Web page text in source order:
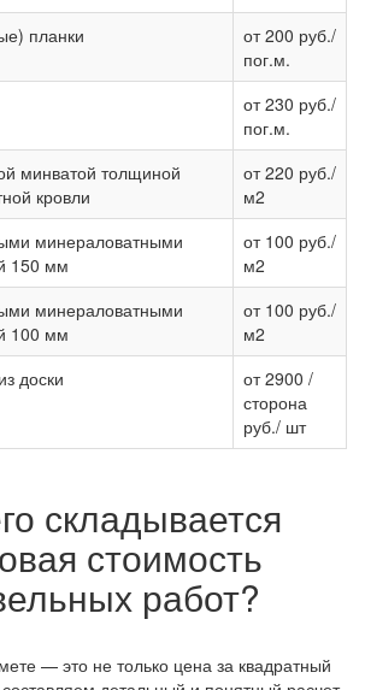
планки
от 200 руб./
пог.м.
от 230 руб./
пог.м.
минватой толщиной
кровли
от 220 руб./
м2
минераловатными
150 мм
от 100 руб./
м2
минераловатными
100 мм
от 100 руб./
м2
доски
от 2900 /
сторона
руб./ шт
складывается
стоимость
работ?
— это не только цена за квадратный